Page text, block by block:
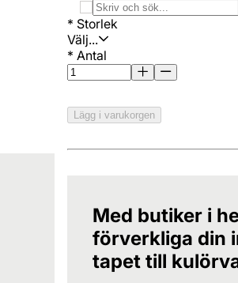
* Storlek
Välj...
* Antal
Lägg i varukorgen
Med butiker i
förverkliga din
tapet till